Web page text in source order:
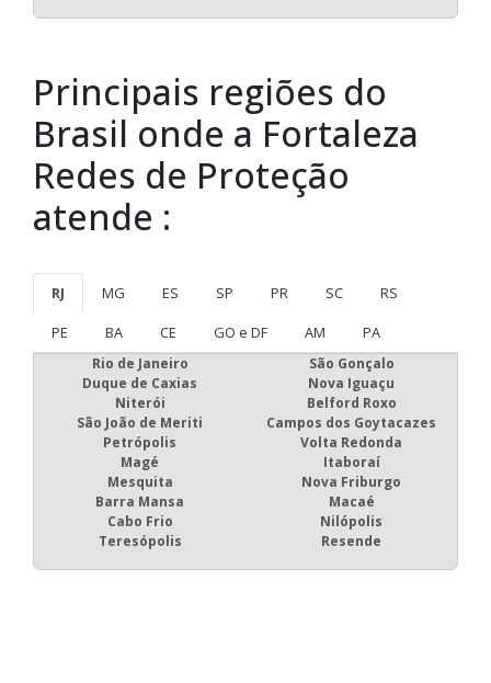
Principais regiões do
Brasil onde a Fortaleza
Redes de Proteção
atende :
RJ MG ES SP PR SC
RS
PE
BA CE GO e DF AM PA
Rio de Janeiro
São Gonçalo
Duque de Caxias
Nova Iguaçu
Niterói
Belford Roxo
São João de Meriti
Campos dos Goytacazes
Petrópolis
Volta Redonda
Magé
Itaboraí
Mesquita
Nova Friburgo
Barra Mansa
Macaé
Cabo Frio
Nilópolis
Teresópolis
Resende